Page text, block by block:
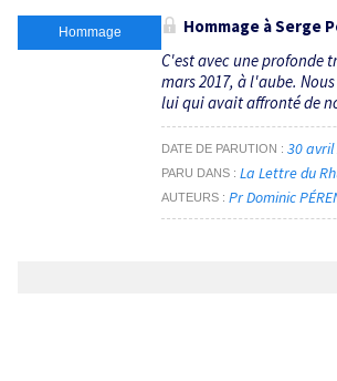
Hommage
Hommage à Serge
C'est avec une profonde
mars 2017, à l'aube.
lui qui avait affronté de
DATE DE PARUTION 30 avril
PARU DANS La Lettre du
AUTEURS Pr Dominic